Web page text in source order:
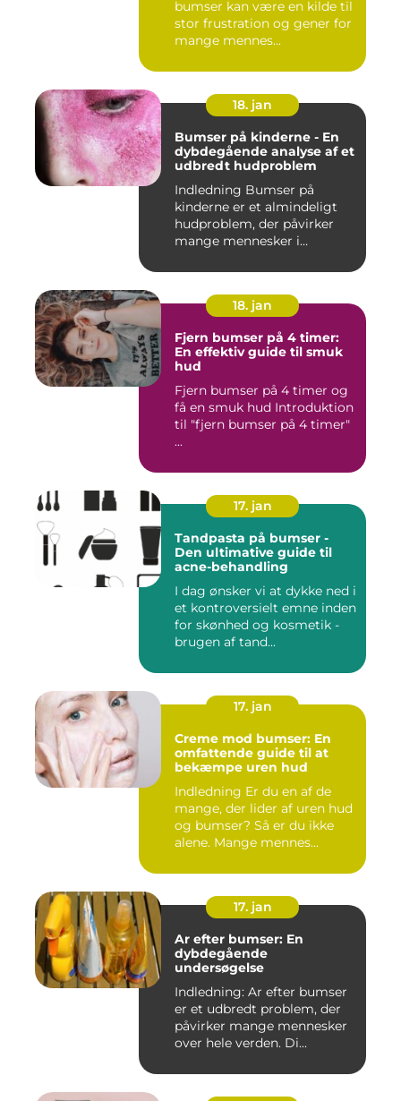
bumser kan være en kilde til
stor frustration og gener for
mange mennes...
18. jan
Bumser på kinderne - En
dybdegående analyse af et
udbredt hudproblem
Indledning Bumser på
kinderne er et almindeligt
hudproblem, der påvirker
mange mennesker i
18. jan
Fjern bumser på 4 timer:
En effektiv guide til smuk
hud
Fjern bumser på 4 timer og
få en smuk hud Introduktion
til "fjern bumser på 4 timer"
...
17. jan
Tandpasta på bumser -
Den ultimative guide til
acne-behandling
I dag ønsker vi at dykke ned i
et kontroversielt emne inden
for skønhed og kosmetik -
brugen af tand...
17. jan
Creme mod bumser: En
omfattende guide til at
bekæmpe uren hud
Indledning Er du en af de
mange, der lider af uren hud
og bumser? Så er du ikke
alene. Mange mennes...
17. jan
Ar efter bumser: En
dybdegående
undersøgelse
Indledning: Ar efter bumser
er et udbredt problem, der
påvirker mange mennesker
over hele verden. Di...